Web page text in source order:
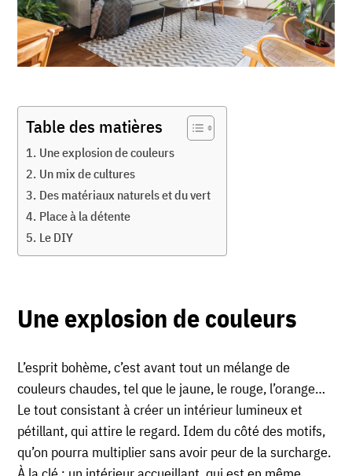
Table des matières
Une explosion de couleurs
Un mix de cultures
Des matériaux naturels et du vert
Place à la détente
Le DIY
Une explosion de couleurs
L’esprit bohème, c’est avant tout un mélange de
couleurs chaudes, tel que le jaune, le rouge, l’orange…
Le tout consistant à créer un intérieur lumineux et
pétillant, qui attire le regard. Idem du côté des motifs,
qu’on pourra multiplier sans avoir peur de la surcharge.